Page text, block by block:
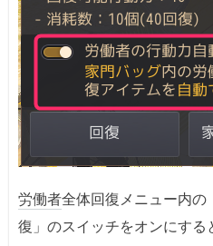
労働者全体回復メニュー内の
復」のスイッチをオンにす